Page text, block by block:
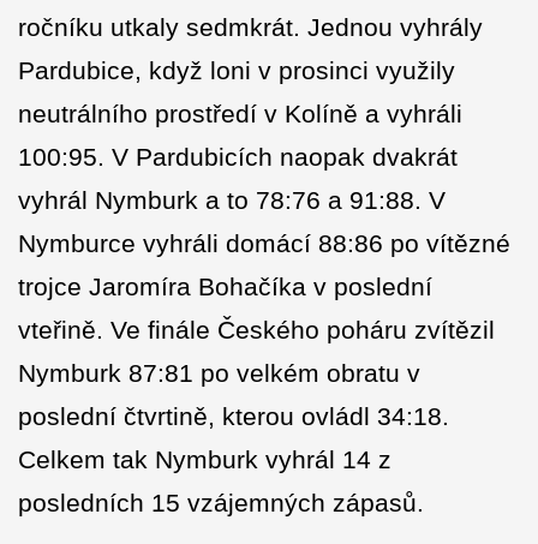
ročníku utkaly sedmkrát. Jednou vyhrály
Pardubice, když loni v prosinci využily
neutrálního prostředí v Kolíně a vyhráli
100:95. V Pardubicích naopak dvakrát
vyhrál Nymburk a to 78:76 a 91:88. V
Nymburce vyhráli domácí 88:86 po vítězné
trojce Jaromíra Bohačíka v poslední
vteřině. Ve finále Českého poháru zvítězil
Nymburk 87:81 po velkém obratu v
poslední čtvrtině, kterou ovládl 34:18.
Celkem tak Nymburk vyhrál 14 z
posledních 15 vzájemných zápasů.